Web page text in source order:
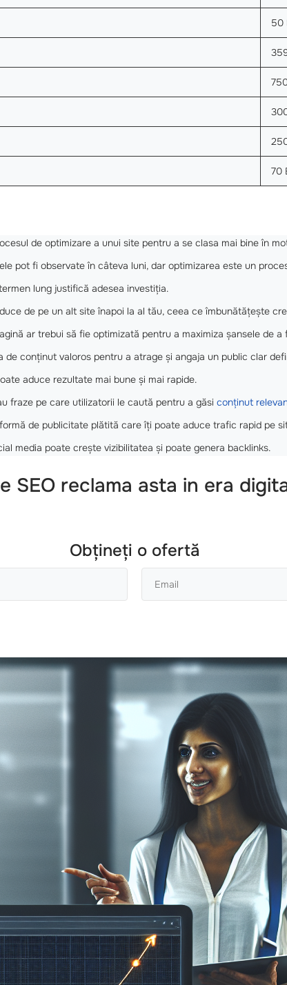
50
70
de optimizare a unui site pentru a se clasa mai bine în
pot fi observate în câteva luni, dar optimizarea este un
lung justifică adesea investiția.
de pe un alt site înapoi la al tău, ceea ce îmbunătățește
ar trebui să fie optimizată pentru a maximiza șansele de a
de conținut valoros pentru a atrage și angaja un public clar
aduce rezultate mai bune și mai rapide.
fraze pe care utilizatorii le caută pentru a găsi conținut
de publicitate plătită care îți poate aduce trafic rapid pe
media poate crește vizibilitatea și poate genera backlinks.
SEO reclama asta in era
Obțineți o ofertă